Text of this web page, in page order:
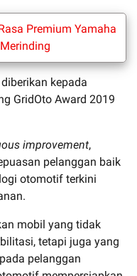
Premium Yamaha
kepada
GridOto Award 2019
improvement,
pelanggan baik
otomotif terkini
mobil yang tidak
tetapi juga yang
pelanggan